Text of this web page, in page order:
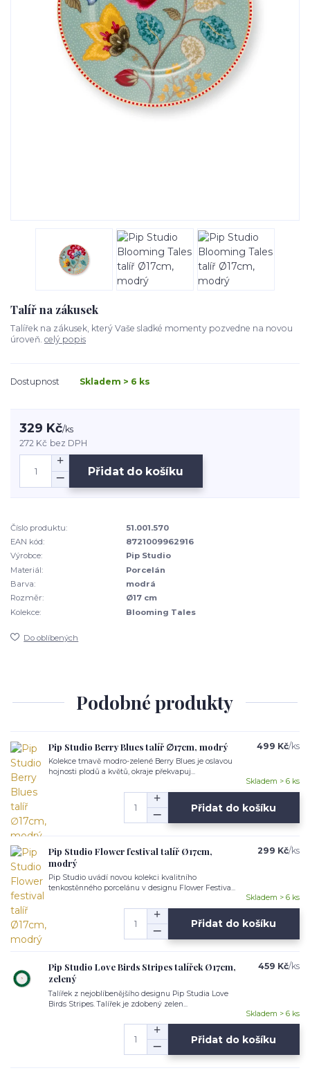
Talíř na zákusek
Talířek na zákusek, který Vaše sladké momenty pozvedne na novou
úroveň. celý popis
Dostupnost Skladem > 6 ks
329 Kč/ks
272 Kč bez DPH
Přidat do košíku
Číslo produktu:
51.001.570
EAN kód:
8721009962916
Výrobce:
Pip Studio
Materiál:
Porcelán
Barva:
modrá
Rozměr:
Ø17 cm
Kolekce:
Blooming Tales
Do oblíbených
Podobné produkty
Pip Studio Berry Blues talíř ∅17cm, modrý
Kolekce tmavě modro-zelené Berry Blues je oslavou
hojnosti plodů a květů, okraje překvapuj...
499 Kč/ks
Skladem > 6 ks
Přidat do košíku
Pip Studio Flower festival talíř Ø17cm,
modrý
Pip Studio uvádí novou kolekci kvalitního
tenkostěnného porcelánu v designu Flower Festiva...
299 Kč/ks
Skladem > 6 ks
Přidat do košíku
Pip Studio Love Birds Stripes talířek Ø17cm,
zelený
Talířek z nejoblíbenějšího designu Pip Studia Love
Birds Stripes. Talířek je zdobený zelen...
459 Kč/ks
Skladem > 6 ks
Přidat do košíku